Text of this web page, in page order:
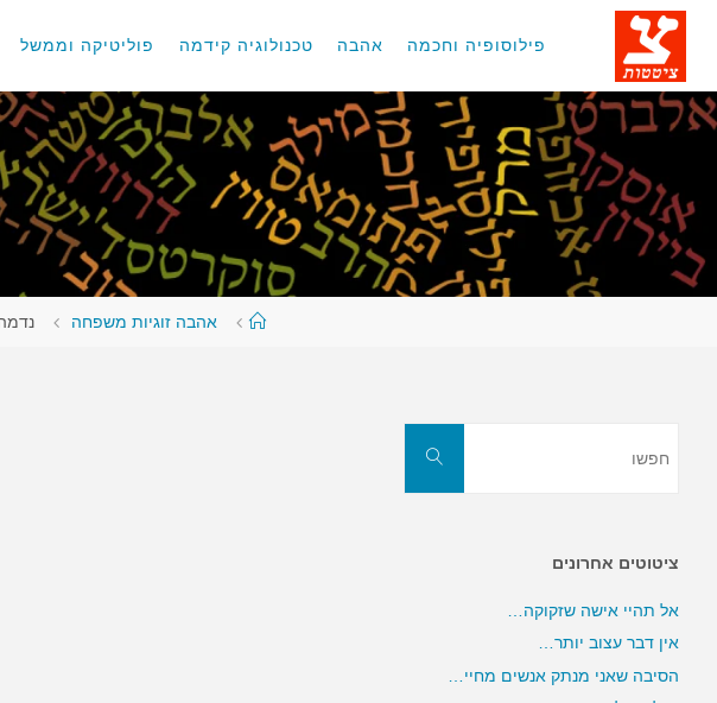
דלגו
פילוסופיה וחכמה אהבה טכנולוגיה קידמה פוליטיקה וממשל
עמודאהבה זוגיות משפחה
חפשו
ציטוטים אחרונים
אל תהיי אישה שזקוקה…
אין דבר עצוב יותר…
הסיבה שאני מנתק אנשים מחיי…